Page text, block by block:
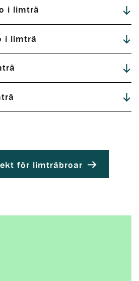
i limträ
i limträ
för limträbroar